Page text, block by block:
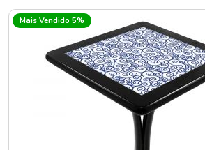
Mais Vendido 5%